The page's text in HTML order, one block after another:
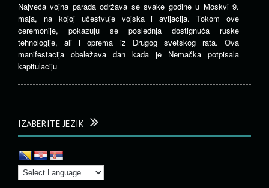
Najveća vojna parada održava se svake godine u Moskvi 9.
maja, na kojoj učestvuje vojska i avijacija. Tokom ove
ceremonije, pokazuju se poslednja dostignuća ruske
tehnologije, ali i oprema iz Drugog svetskog rata. Ova
manifestacija obeležava dan kada je Nemačka potpisala
kapitulaciju
IZABERITE JEZIK